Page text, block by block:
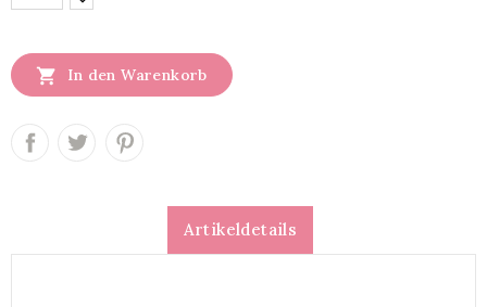
 In den Warenkorb
Artikeldetails